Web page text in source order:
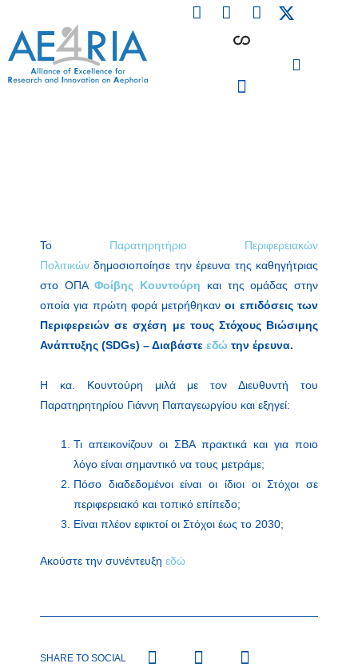
content
F
a
L
i
n
I
n
Το Παρατηρητήριο Περιφερειακών
Πολιτικών δημοσιοποίησε την έρευνα της καθηγήτριας
στο ΟΠΑΦοίβης Κουντούρη και της ομάδας στην
οποία για πρώτη φορά μετρήθηκανοι επιδόσεις των
Περιφερειών σε σχέση με τους Στόχους Βιώσιμης
Ανάπτυξης (SDGs) – Διαβάστε εδώ την έρευνα.
Η κα. Κουντούρη μιλά με τον Διευθυντή του
Παρατηρητηρίου Γιάννη Παπαγεωργίου και εξηγεί:
Τι απεικονίζουν οι ΣΒΑ πρακτικά και για ποιο
λόγο είναι σημαντικό να τους μετράμε;
Πόσο διαδεδομένοι είναι οι ίδιοι οι Στόχοι σε
περιφερειακό και τοπικό επίπεδο;
Είναι πλέον εφικτοί οι Στόχοι έως το 2030;
Ακούστε την συνέντευξη εδώ
SHARE TO SOCIAL